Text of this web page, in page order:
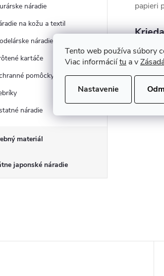
Tento web používa súbory
Viac informáciítu a v
Nastavenie
náradie
na kožu a textil
náradie
kartáče
pomôcky
náradie
materiál
japonské náradie
papieri